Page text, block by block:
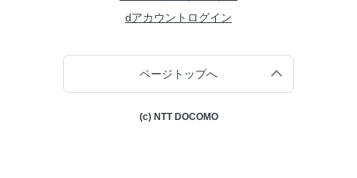
dアカウントログイン
ページトップへ
(c) NTT DOCOMO